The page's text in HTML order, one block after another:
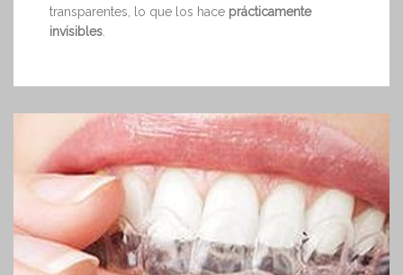
transparentes, lo que los hace prácticamente
invisibles.